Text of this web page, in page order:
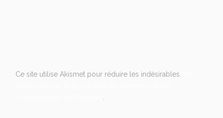
Ce site utilise Akismet pour réduire les indésirables.